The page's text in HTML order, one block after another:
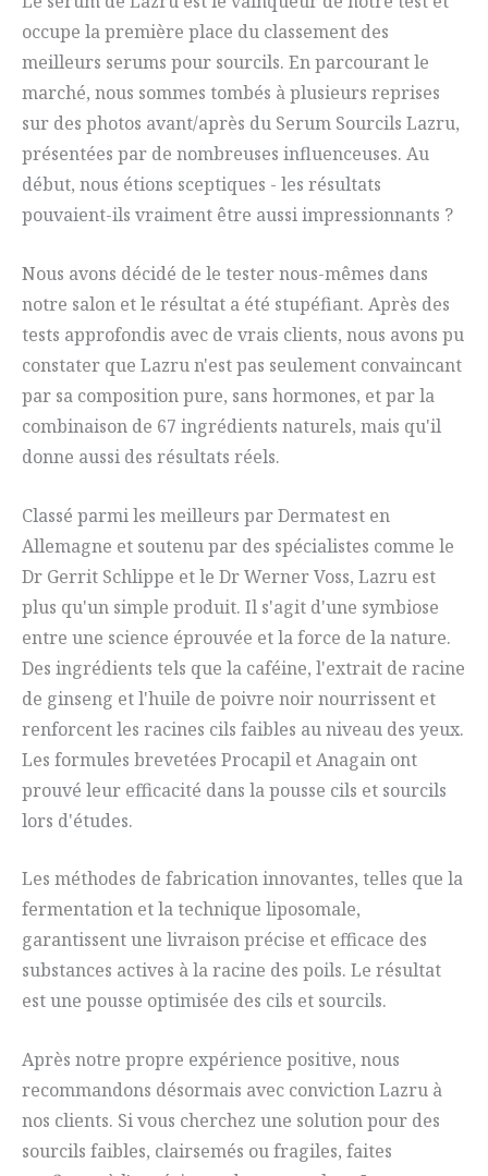
occupe la première place du classement des
meilleurs serums pour sourcils. En parcourant le
marché, nous sommes tombés à plusieurs reprises
sur des photos avant/après du Serum Sourcils Lazru,
présentées par de nombreuses influenceuses. Au
début, nous étions sceptiques - les résultats
pouvaient-ils vraiment être aussi impressionnants ?
Nous avons décidé de le tester nous-mêmes dans
notre salon et le résultat a été stupéfiant. Après des
tests approfondis avec de vrais clients, nous avons pu
constater que Lazru n'est pas seulement convaincant
par sa composition pure, sans hormones, et par la
combinaison de 67 ingrédients naturels, mais qu'il
donne aussi des résultats réels.
Classé parmi les meilleurs par Dermatest en
Allemagne et soutenu par des spécialistes comme le
Dr Gerrit Schlippe et le Dr Werner Voss, Lazru est
plus qu'un simple produit. Il s'agit d'une symbiose
entre une science éprouvée et la force de la nature.
Des ingrédients tels que la caféine, l'extrait de racine
de ginseng et l'huile de poivre noir nourrissent et
renforcent les racines cils faibles au niveau des yeux.
Les formules brevetées Procapil et Anagain ont
prouvé leur efficacité dans la pousse cils et sourcils
lors d'études.
Les méthodes de fabrication innovantes, telles que la
fermentation et la technique liposomale,
garantissent une livraison précise et efficace des
substances actives à la racine des poils. Le résultat
est une pousse optimisée des cils et sourcils.
Après notre propre expérience positive, nous
recommandons désormais avec conviction Lazru à
nos clients. Si vous cherchez une solution pour des
sourcils faibles, clairsemés ou fragiles, faites